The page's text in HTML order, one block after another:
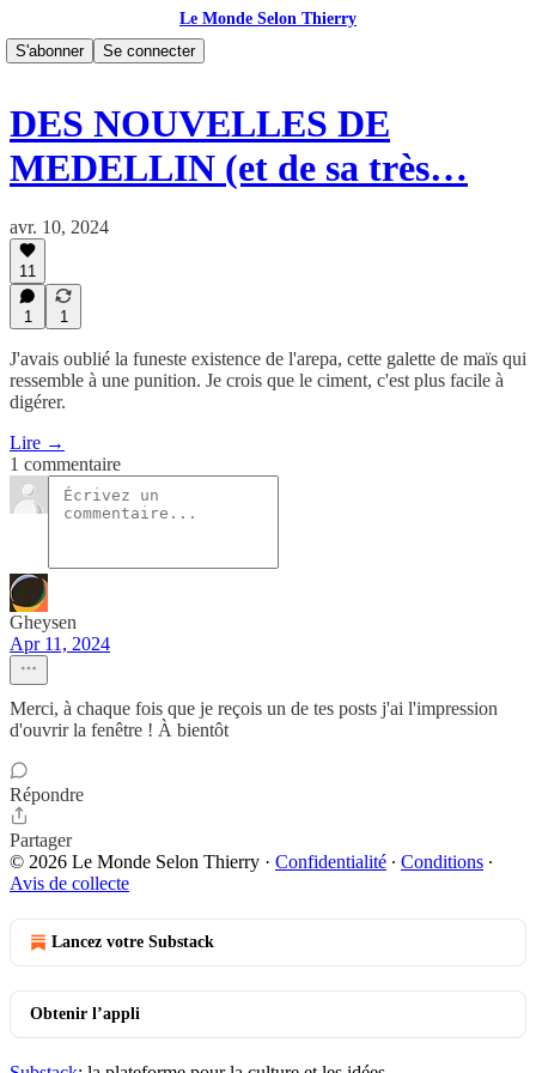
Le Monde Selon Thierry
S'abonner
Se connecter
DES NOUVELLES DE
MEDELLIN (et de sa très…
avr. 10, 2024
11
1 1
J'avais oublié la funeste existence de l'arepa, cette galette de maïs qui
ressemble à une punition. Je crois que le ciment, c'est plus facile à
digérer.
Lire →
1 commentaire
Gheysen
Apr 11, 2024
Merci, à chaque fois que je reçois un de tes posts j'ai l'impression
d'ouvrir la fenêtre ! À bientôt
Répondre
Partager
© 2026 Le Monde Selon Thierry · Confidentialité ∙ Conditions ∙
Avis de collecte
Lancez votre Substack
Obtenir l’appli